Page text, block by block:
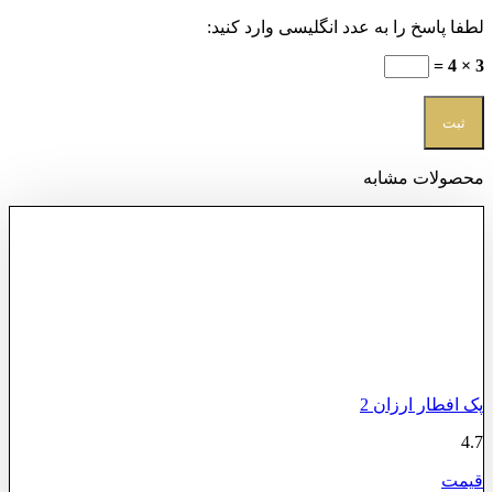
لطفا پاسخ را به عدد انگلیسی وارد کنید:
3 × 4 =
محصولات مشابه
پک افطار ارزان 2
4.7
قیمت